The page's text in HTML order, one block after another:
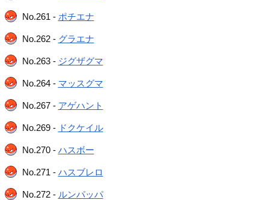
No.261 - ポチエナ
No.262 - グラエナ
No.263 - ジグザグマ
No.264 - マッスグマ
No.267 - アゲハント
No.269 - ドクケイル
No.270 - ハスボー
No.271 - ハスブレロ
No.272 - ルンパッパ